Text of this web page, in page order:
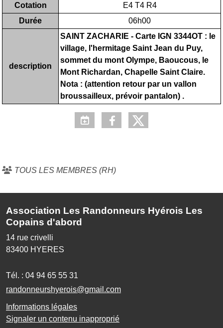
Cotation
E4 T4 R4
Durée
06h00
description
SAINT ZACHARIE - Carte IGN 3344OT : le
village, l'hermitage Saint Jean du Puy,
sommet du mont Olympe, Baoucous, le
Mont Richardan, Chapelle Saint Claire.
Nota : (attention retour par un vallon
broussailleux, prévoir pantalon) .
TOUS LES MEMBRES (RH)
Association Les Randonneurs Hyérois Les
Copains d'abord
14 rue crivelli
83400 HYERES
Tél. : 04 94 65 55 31
randonneurshyerois@gmail.com
Informations légales
Signaler un contenu inapproprié